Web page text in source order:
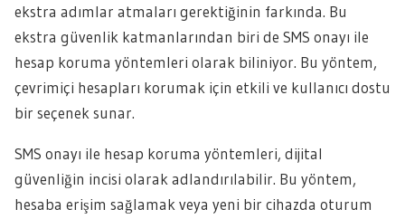
ekstra adımlar atmaları gerektiğinin farkında. Bu
ekstra güvenlik katmanlarından biri de SMS onayı ile
hesap koruma yöntemleri olarak biliniyor. Bu yöntem,
çevrimiçi hesapları korumak için etkili ve kullanıcı dostu
bir seçenek sunar.
SMS onayı ile hesap koruma yöntemleri, dijital
güvenliğin incisi olarak adlandırılabilir. Bu yöntem,
hesaba erişim sağlamak veya yeni bir cihazda oturum